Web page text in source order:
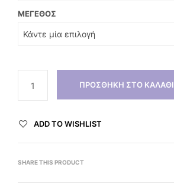
ΜΈΓΕΘΟΣ
ΠΡΟΣΘΉΚΗ ΣΤΟ ΚΑΛΆΘΙ
ADD TO WISHLIST
SHARE THIS PRODUCT